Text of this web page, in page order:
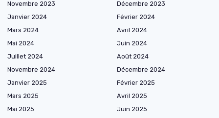
Novembre 2023
Décembre 2023
Janvier 2024
Février 2024
Mars 2024
Avril 2024
Mai 2024
Juin 2024
Juillet 2024
Août 2024
Novembre 2024
Décembre 2024
Janvier 2025
Février 2025
Mars 2025
Avril 2025
Mai 2025
Juin 2025